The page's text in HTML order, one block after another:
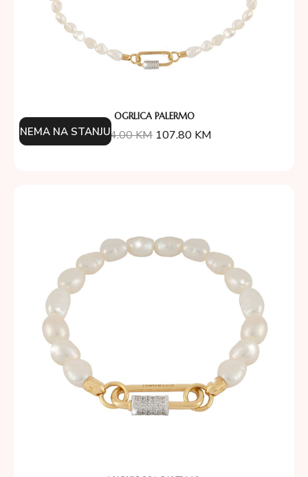
OGRLICA PALERMO
174.00KM 107.80 KM
NEMA NA STANJU